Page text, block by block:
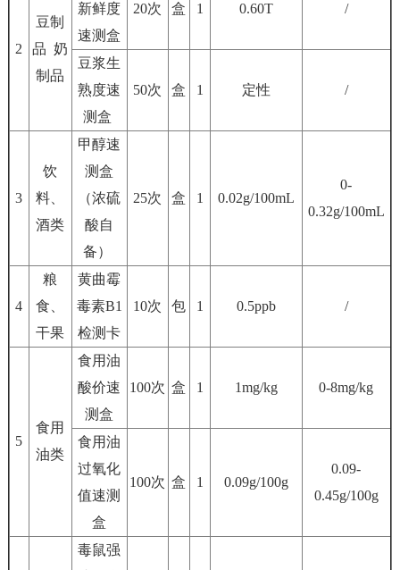
2
豆制
品 奶
制品
新鲜度
速测盒
20次 盒 1 0.60T /
豆浆生
熟度速
测盒
50次 盒 1 定性 /
3
饮
料、
酒类
甲醇速
测盒
（浓硫
酸自
备）
25次 盒 1 0.02g/100mL
0-
0.32g/100mL
4
粮
食、
干果
黄曲霉
毒素B1
检测卡
10次 包 1 0.5ppb /
5
食用
油类
食用油
酸价速
测盒
100次 盒 1 1mg/kg 0-8mg/kg
食用油
过氧化
值速测
盒
100次 盒 1 0.09g/100g
0.09-
0.45g/100g
毒鼠强